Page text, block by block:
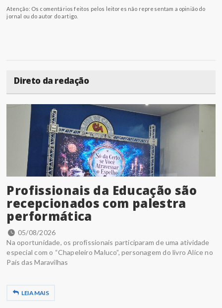
Atenção: Os comentários feitos pelos leitores não representam a opinião do
jornal ou do autor do artigo.
Direto da redação
Profissionais da Educação são
recepcionados com palestra
performática
05/08/2026
Na oportunidade, os profissionais participaram de uma atividade
especial com o “Chapeleiro Maluco”, personagem do livro Alice no
País das Maravilhas
LEIA MAIS